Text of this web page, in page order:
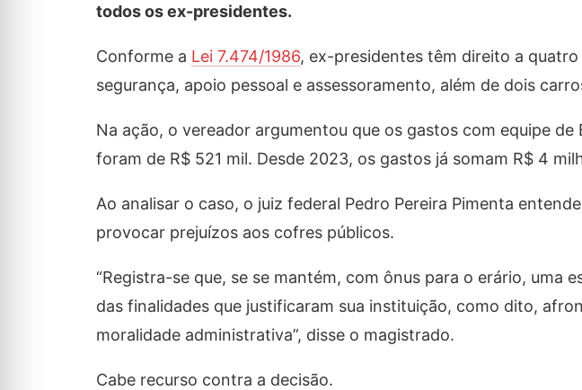
todos os ex-presidentes.
Conforme a Lei 7.474/1986, ex-presidentes têm direito a
segurança, apoio pessoal e assessoramento, além de dois
Na ação, o vereador argumentou que os gastos com equipe
foram de R$ 521 mil. Desde 2023, os gastos já somam R$ 4
Ao analisar o caso, o juiz federal Pedro Pereira Pimenta
provocar prejuízos aos cofres públicos.
“Registra-se que, se se mantém, com ônus para o erário, uma
das finalidades que justificaram sua instituição, como dito,
moralidade administrativa”, disse o magistrado.
Cabe recurso contra a decisão.